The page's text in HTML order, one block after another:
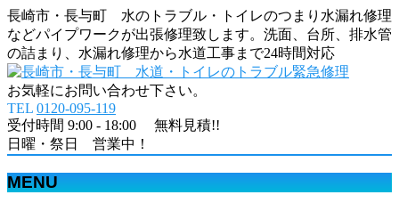
長崎市・長与町 水のトラブル・トイレのつまり水漏れ修理
などパイプワークが出張修理致します。洗面、台所、排水管
の詰まり、水漏れ修理から水道工事まで24時間対応
お気軽にお問い合わせ下さい。
TEL 0120-095-119
受付時間 9:00 - 18:00 無料見積!!
日曜・祭日 営業中！
MENU